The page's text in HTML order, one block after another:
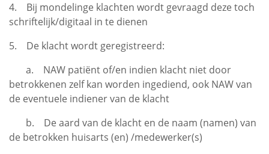
4. Bij mondelinge klachten wordt gevraagd deze toch
schriftelijk/digitaal in te dienen
5. De klacht wordt geregistreerd:
a. NAW patiënt of/en indien klacht niet door
betrokkenen zelf kan worden ingediend, ook NAW van
de eventuele indiener van de klacht
b. De aard van de klacht en de naam (namen) van
de betrokken huisarts (en) /medewerker(s)